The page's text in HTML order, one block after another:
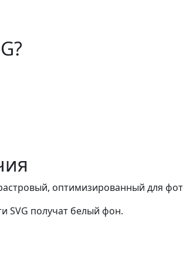
оптимизированный для
SVG получат белый фон.